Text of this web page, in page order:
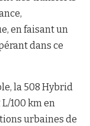
en faisant un
dans ce
la 508 Hybrid
100 km en
urbaines de